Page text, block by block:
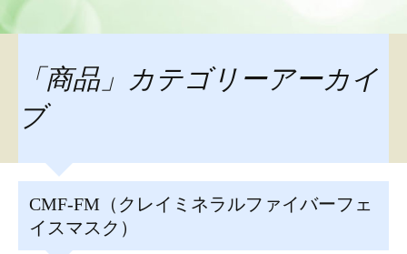
「商品」カテゴリーアーカイ
ブ
CMF-FM（クレイミネラルファイバーフェ
イスマスク）